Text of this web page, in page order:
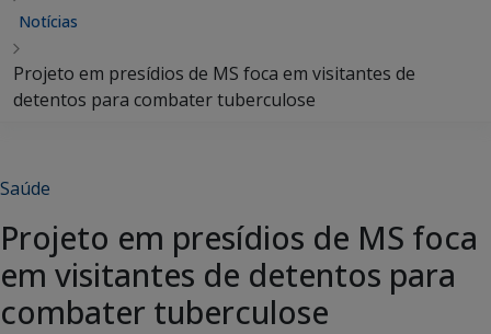
Notícias
Projeto em presídios de MS foca em visitantes de
detentos para combater tuberculose
Saúde
Projeto em presídios de MS foca
em visitantes de detentos para
combater tuberculose